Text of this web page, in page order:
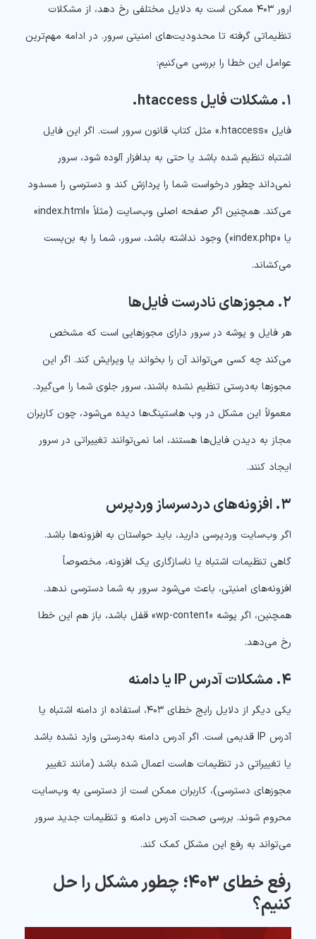
ارور ۴۰۳ ممکن است به دلایل مختلفی رخ دهد، از مشکلات
تنظیماتی گرفته تا محدودیت‌های امنیتی سرور. در ادامه مهم‌ترین
عوامل این خطا را بررسی می‌کنیم:
۱. مشکلات فایل htaccess.
فایل «htaccess.» مثل کتاب قانون سرور است. اگر این فایل
اشتباه تنظیم شده باشد یا حتی به بدافزار آلوده شود، سرور
نمی‌داند چطور درخواست شما را پردازش کند و دسترسی را مسدود
می‌کند. همچنین اگر صفحه اصلی وب‌سایت (مثلاً «index.html»
یا «index.php») وجود نداشته باشد، سرور، شما را به بن‌بست
می‌کشاند.
۲. مجوزهای نادرست فایل‌ها
هر فایل و پوشه در سرور دارای مجوزهایی است که مشخص
می‌کند چه کسی می‌تواند آن را بخواند یا ویرایش کند. اگر این
مجوزها به‌درستی تنظیم نشده باشند، سرور جلوی شما را می‌گیرد.
معمولاً این مشکل در وب هاستینگ‌ها دیده می‌شود، چون کاربران
مجاز به دیدن فایل‌ها هستند، اما نمی‌توانند تغییراتی در سرور
ایجاد کنند.
۳. افزونه‌های دردسرساز وردپرس
اگر وب‌سایت وردپرسی دارید، باید حواستان به افزونه‌ها باشد.
گاهی تنظیمات اشتباه یا ناسازگاری یک افزونه، مخصوصاً
افزونه‌های امنیتی، باعث می‌شود سرور به شما دسترسی ندهد.
همچنین، اگر پوشه «wp-content» قفل باشد، باز هم این خطا
رخ می‌دهد.
۴. مشکلات آدرس IP یا دامنه
یکی دیگر از دلایل رایج خطای ۴۰۳، استفاده از دامنه اشتباه یا
آدرس IP قدیمی است. اگر آدرس دامنه به‌درستی وارد نشده باشد
یا تغییراتی در تنظیمات هاست اعمال شده باشد (مانند تغییر
مجوزهای دسترسی)، کاربران ممکن است از دسترسی به وب‌سایت
محروم شوند. بررسی صحت آدرس دامنه و تنظیمات جدید سرور
می‌تواند به رفع این مشکل کمک کند.
رفع خطای ۴۰۳؛ چطور مشکل را حل
کنیم؟